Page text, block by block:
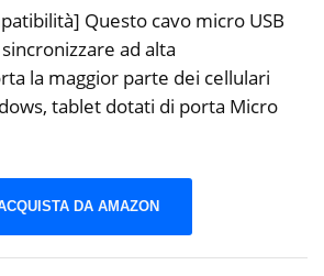
Questo cavo micro USB
ad alta
la maggior parte dei cellulari
tablet dotati di porta Micro
DA AMAZON